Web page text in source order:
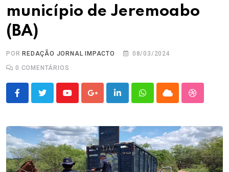
município de Jeremoabo
(BA)
POR REDAÇÃO JORNAL IMPACTO
08/03/2024
0 COMENTÁRIOS
YoutubeGoogle+LinkedInWhatsappCloud